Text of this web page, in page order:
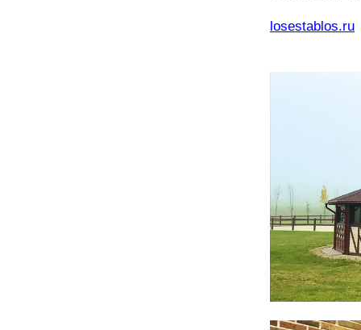
losestablos.ru